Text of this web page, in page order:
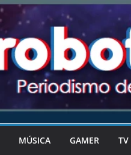
MÚSICA GAMER TV